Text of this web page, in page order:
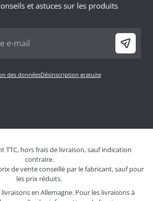
et astuces sur les produits
des donnéesDésinscription gratuite
TTC, hors frais de livraison, sauf indication
contraire.
de vente conseillé par le fabricant, sauf pour
les prix réduits.
en Allemagne. Pour les livraisons à